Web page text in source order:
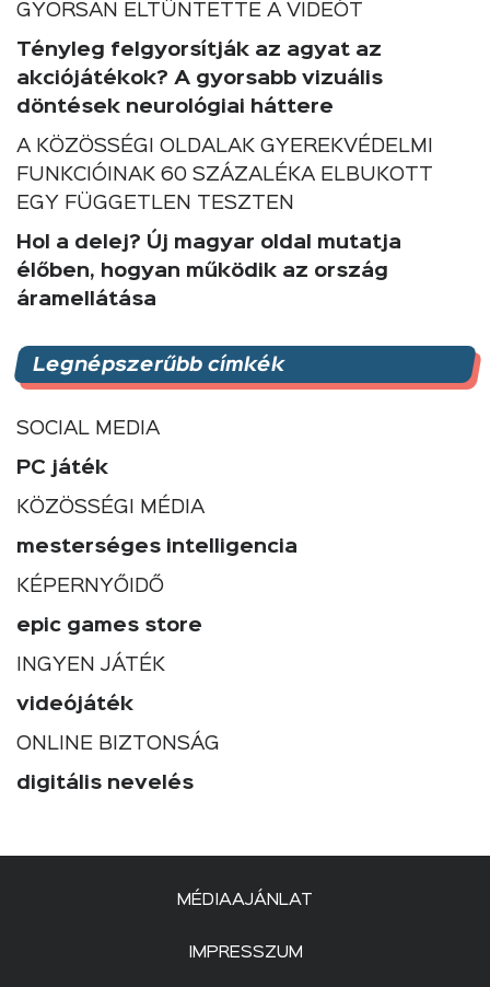
GYORSAN ELTÜNTETTE A VIDEÓT
Tényleg felgyorsítják az agyat az
akciójátékok? A gyorsabb vizuális
döntések neurológiai háttere
A KÖZÖSSÉGI OLDALAK GYEREKVÉDELMI
FUNKCIÓINAK 60 SZÁZALÉKA ELBUKOTT
EGY FÜGGETLEN TESZTEN
Hol a delej? Új magyar oldal mutatja
élőben, hogyan működik az ország
áramellátása
Legnépszerűbb címkék
SOCIAL MEDIA
PC játék
KÖZÖSSÉGI MÉDIA
mesterséges intelligencia
KÉPERNYŐIDŐ
epic games store
INGYEN JÁTÉK
videójáték
ONLINE BIZTONSÁG
digitális nevelés
MÉDIAAJÁNLAT
IMPRESSZUM